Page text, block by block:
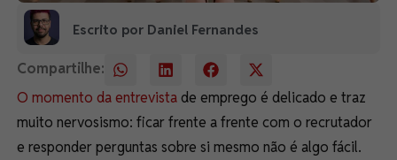
Escrito por Daniel Fernandes
Compartilhe:
O momento da entrevistade emprego é delicado e traz
muito nervosismo: ficar frente a frente com o recrutador
e responder perguntas sobre si mesmo não é algo fácil.